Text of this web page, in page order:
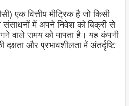
एक वित्तीय मीट्रिक है जो किसी
में अपने निवेश को बिक्री से
वाले समय को मापता है। यह कंपनी
और प्रभावशीलता में अंतर्दृष्टि